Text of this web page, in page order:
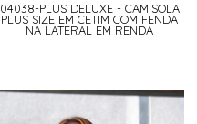
04038-PLUS DELUXE - CAMISOLA
PLUS SIZE EM CETIM COM FENDA
NA LATERAL EM RENDA